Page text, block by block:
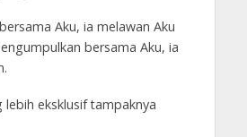
Aku, ia melawan Aku
bersama Aku, ia
lebih eksklusif tampaknya